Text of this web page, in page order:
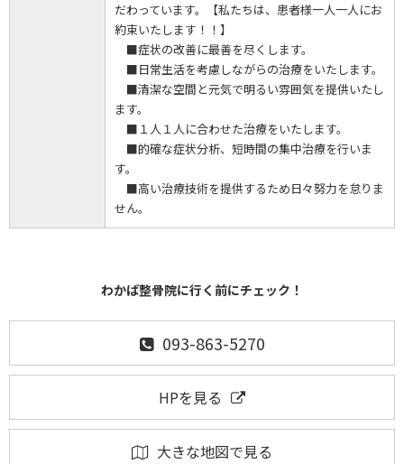
だわっています。【私たちは、患者様一人一人にお
約束いたします！！】
■症状の改善に最善を尽くします。
■日常生活を考慮しながらの治療をいたします。
■清潔な空間と元気で明るい雰囲気を提供いたし
ます。
■１人１人に合わせた治療をいたします。
■的確な症状分析、短時間の集中治療を行いま
す。
■高い治療技術を提供するため日々努力を怠りま
せん。
わかば整骨院に行く前にチェック！
093-863-5270
HPを見る
大きな地図で見る